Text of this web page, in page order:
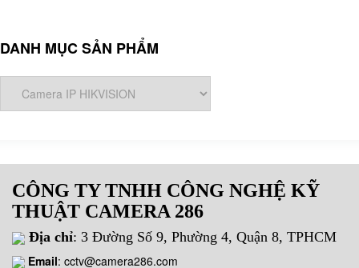
DANH MỤC SẢN PHẨM
CÔNG TY TNHH CÔNG NGHỆ KỸ
THUẬT CAMERA 286
Địa chỉ: 3 Đường Số 9, Phường 4, Quận 8, TPHCM
Email: cctv@camera286.com